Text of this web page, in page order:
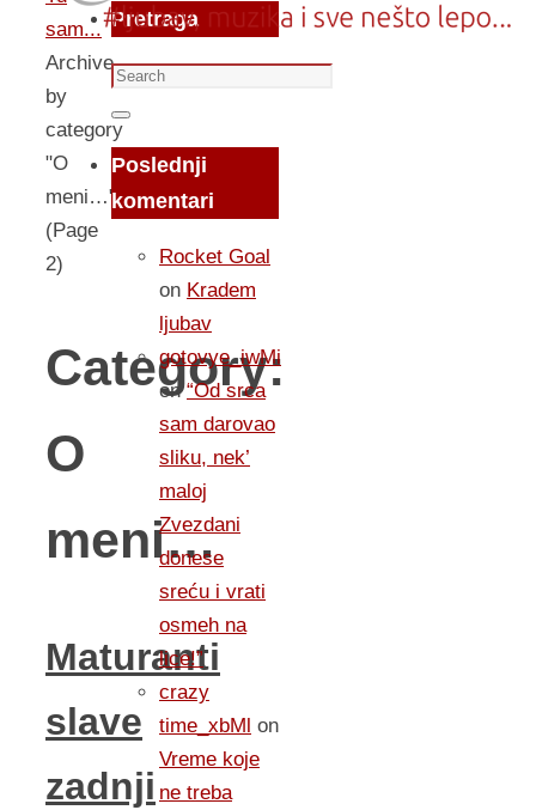
sam...
Archive
by
category
"O
meni…"
(Page
2)
Category:
O
meni…
Maturanti
slave
zadnji
Pretraga
Search
for:
Search
Poslednji
komentari
Rocket Goal
on Kradem
ljubav
gotovye_iwMi
on“Od srca
sam darovao
sliku, nek’
maloj
Zvezdani
donese
sreću i vrati
osmeh na
lice!”
crazy
time_xbMl on
Vreme koje
ne treba